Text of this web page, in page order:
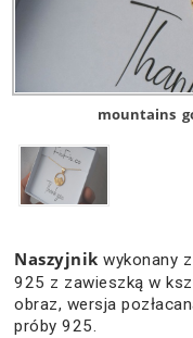
mountains
Naszyjnikwykonany
925 z zawieszką w
obraz, wersja
próby 925.